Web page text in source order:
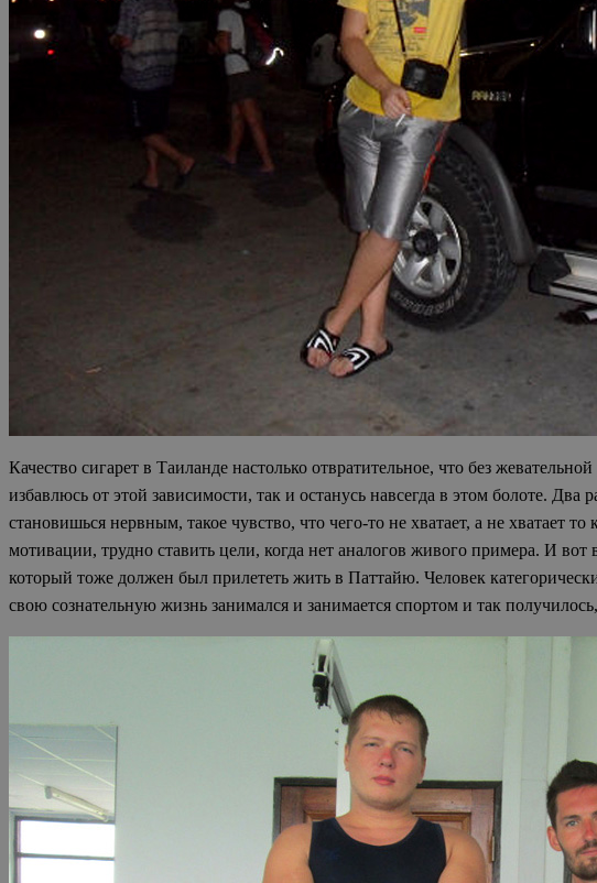
Качество сигарет в Таиланде настолько отвратительное, что без
избавлюсь от этой зависимости, так и останусь навсегда в этом болоте.
становишься нервным, такое чувство, что чего-то не хватает, а не хватает
мотивации, трудно ставить цели, когда нет аналогов живого примера. И
который тоже должен был прилететь жить в Паттайю. Человек
свою сознательную жизнь занимался и занимается спортом и так